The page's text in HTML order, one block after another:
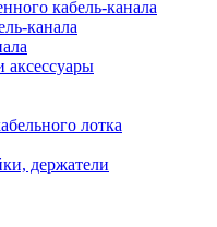
кабель-канала
канала
аксессуары
лотка
держатели